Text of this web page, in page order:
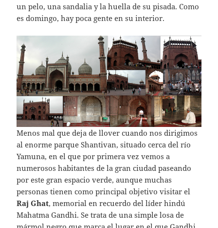
un pelo, una sandalia y la huella de su pisada. Como
es domingo, hay poca gente en su interior.
Menos mal que deja de llover cuando nos dirigimos
al enorme parque Shantivan, situado cerca del río
Yamuna, en el que por primera vez vemos a
numerosos habitantes de la gran ciudad paseando
por este gran espacio verde, aunque muchas
personas tienen como principal objetivo visitar el
Raj Ghat, memorial en recuerdo del líder hindú
Mahatma Gandhi. Se trata de una simple losa de